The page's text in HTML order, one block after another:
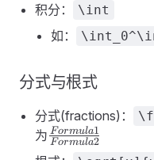
积分： \int
如：
分式与根式
分式(fractions)：
为\frac{Formula1}
{Formula2}
Formula2
Formula1